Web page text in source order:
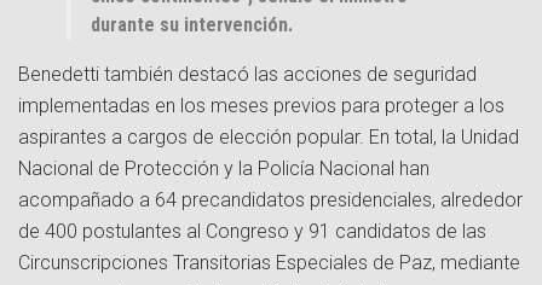
durante su intervención.
Benedetti también destacó las acciones de seguridad
implementadas en los meses previos para proteger a los
aspirantes a cargos de elección popular. En total, la Unidad
Nacional de Protección y la Policía Nacional han
acompañado a 64 precandidatos presidenciales, alrededor
de 400 postulantes al Congreso y 91 candidatos de las
Circunscripciones Transitorias Especiales de Paz, mediante